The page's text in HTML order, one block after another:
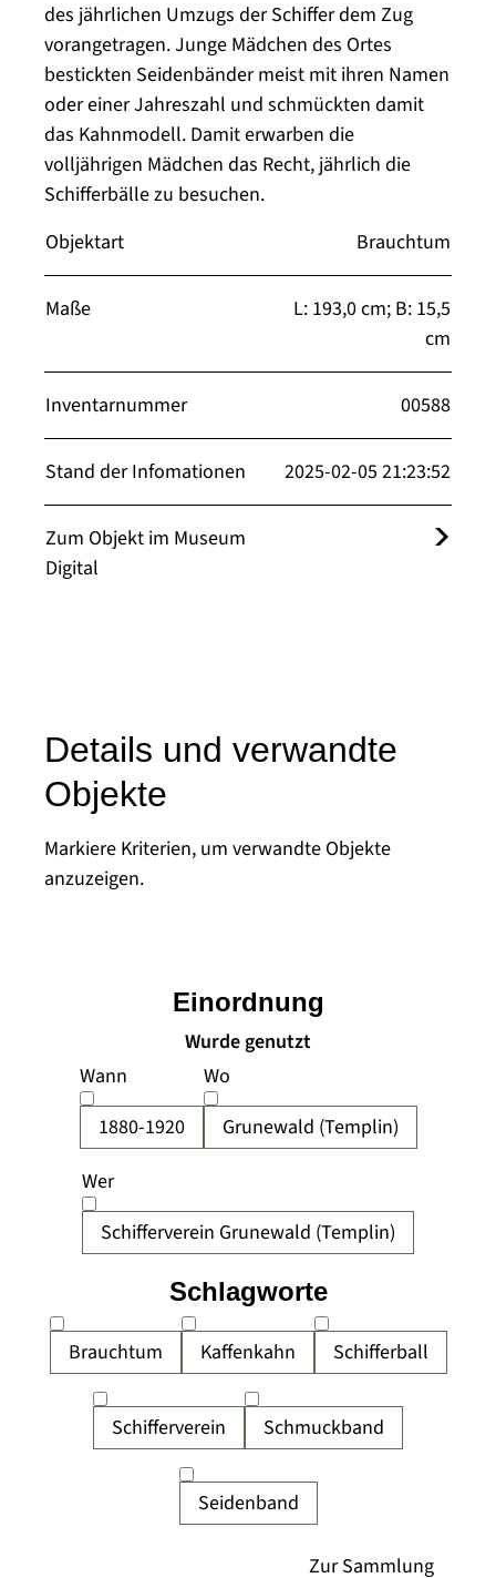
des jährlichen Umzugs der Schiffer dem Zug
vorangetragen. Junge Mädchen des Ortes
bestickten Seidenbänder meist mit ihren Namen
oder einer Jahreszahl und schmückten damit
das Kahnmodell. Damit erwarben die
volljährigen Mädchen das Recht, jährlich die
Schifferbälle zu besuchen.
Objektart
Brauchtum
Maße
L: 193,0 cm; B: 15,5
cm
Inventarnummer 00588
Stand der Infomationen 2025-02-05 21:23:52
Zum Objekt im Museum
Digital
Details und verwandte
Objekte
Markiere Kriterien, um verwandte Objekte
anzuzeigen.
Wurde genutzt
Wann
1880-1920
Wo
Grunewald (Templin)
Wer
Schifferverein Grunewald (Templin)
Brauchtum Kaffenkahn Schifferball
Schifferverein Schmuckband
Seidenband
Einordnung
Schlagworte